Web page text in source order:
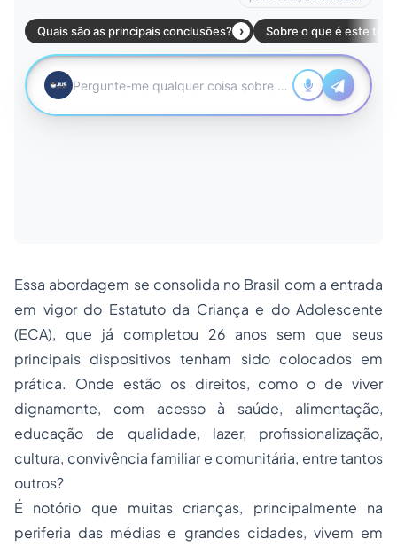
Essa abordagem se consolida no Brasil com a entrada
em vigor do Estatuto da Criança e do Adolescente
(ECA), que já completou 26 anos sem que seus
principais dispositivos tenham sido colocados em
prática. Onde estão os direitos, como o de viver
dignamente, com acesso à saúde, alimentação,
educação de qualidade, lazer, profissionalização,
cultura, convivência familiar e comunitária, entre tantos
outros?
É notório que muitas crianças, principalmente na
periferia das médias e grandes cidades, vivem em